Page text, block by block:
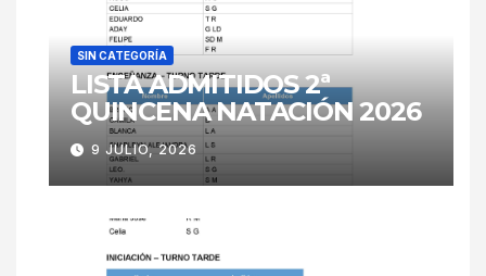
SIN CATEGORÍA
LISTA ADMITIDOS 2ª
QUINCENA NATACIÓN 2026
9 JULIO, 2026